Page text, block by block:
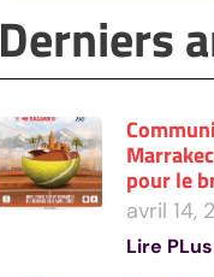
Derniers
pour le
avril 14,
Lire